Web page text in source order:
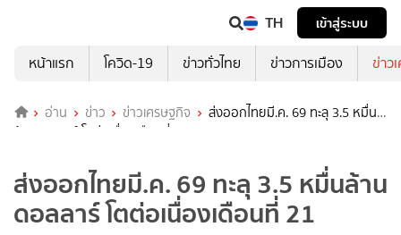
TH
เข้าสู่ระบบ
หน้าแรก
โควิด-19 ข่าวทั่วไทย ข่าวการเมือง ข่าว
อ่าน ข่าว ข่าวเศรษฐกิจ
ส่งออกไทยมี.ค. 69 ทะลุ 3.5 หมื่น
ล้านดอลลาร์ โตต่อเนื่องเดือนที่ 21
ส่งออกไทยมี.ค. 69 ทะลุ 3.5 หมื่นล้าน
ดอลลาร์ โตต่อเนื่องเดือนที่ 21